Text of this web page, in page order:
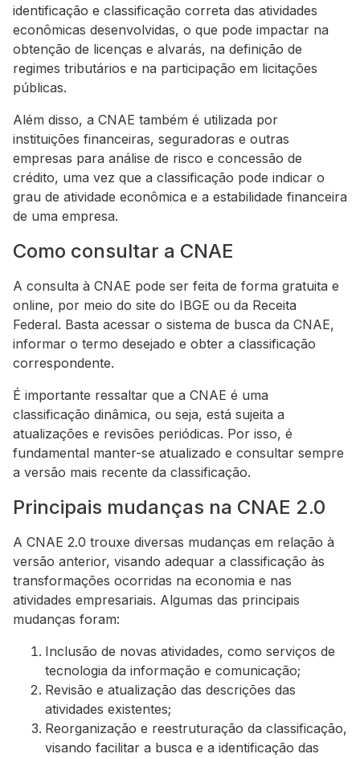
identificação e classificação correta das atividades
econômicas desenvolvidas, o que pode impactar na
obtenção de licenças e alvarás, na definição de
regimes tributários e na participação em licitações
públicas.
Além disso, a CNAE também é utilizada por
instituições financeiras, seguradoras e outras
empresas para análise de risco e concessão de
crédito, uma vez que a classificação pode indicar o
grau de atividade econômica e a estabilidade financeira
de uma empresa.
Como consultar a CNAE
A consulta à CNAE pode ser feita de forma gratuita e
online, por meio do site do IBGE ou da Receita
Federal. Basta acessar o sistema de busca da CNAE,
informar o termo desejado e obter a classificação
correspondente.
É importante ressaltar que a CNAE é uma
classificação dinâmica, ou seja, está sujeita a
atualizações e revisões periódicas. Por isso, é
fundamental manter-se atualizado e consultar sempre
a versão mais recente da classificação.
Principais mudanças na CNAE 2.0
A CNAE 2.0 trouxe diversas mudanças em relação à
versão anterior, visando adequar a classificação às
transformações ocorridas na economia e nas
atividades empresariais. Algumas das principais
mudanças foram:
Inclusão de novas atividades, como serviços de
tecnologia da informação e comunicação;
Revisão e atualização das descrições das
atividades existentes;
Reorganização e reestruturação da classificação,
visando facilitar a busca e a identificação das